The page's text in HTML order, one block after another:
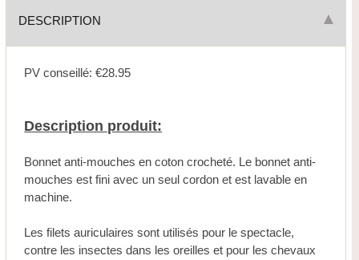
DESCRIPTION
PV conseillé: €28.95
Description produit:
Bonnet anti-mouches en coton crocheté. Le bonnet anti-
mouches est fini avec un seul cordon et est lavable en
machine.
Les filets auriculaires sont utilisés pour le spectacle,
contre les insectes dans les oreilles et pour les chevaux